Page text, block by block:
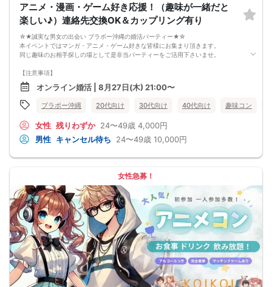
アニメ・漫画・ゲーム好き応援！（趣味が一緒だと
楽しい♪）連絡先交換OK＆カップリング有り
☆★誠実な男女の出会い ブラボー沖縄の婚活パーティー★☆
本イベントではマンガ・アニメ・ゲーム好きな皆様にお集まり頂きます。
同じ趣味のお相手探しの場として是非当パーティーをご活用下さいませ。
【注意事項】
・全国各地に募集しております。お相手の居住地はご自身の居住地と異なる場合
がございます。
・本人様確認書類のご提示をお願いしております。免許証やマイナンバーカード
等をご準備下さい。
ご了承下さいませ。
・終了時刻は目安となります。正確な終了時刻はイベント開始時にスタッフより
ご案内いたします。
・最小催行人数 1対1、最大20名（男女比調整のため定員になる前にキャンセル待
・イベント開催時刻１時間前迄に最小催行人数に満たない場合は中止のご連絡を
差し上げます。
オンライン婚活 | 8月27日(木) 21:00〜
ブラボー沖縄 20代向け 30代向け 40代向け 趣味コン
女性 残りわずか 24〜49歳 4,000円
男性 キャンセル待ち 24〜49歳 10,000円
女性急募！